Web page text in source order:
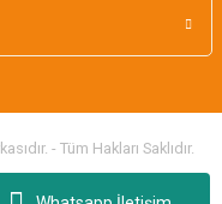
- Tüm Hakları Saklıdır.